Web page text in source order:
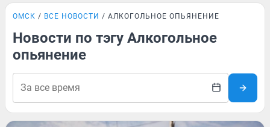
ОМСК ВСЕ НОВОСТИ АЛКОГОЛЬНОЕ ОПЬЯНЕНИЕ
Новости по тэгу Алкогольное
опьянение